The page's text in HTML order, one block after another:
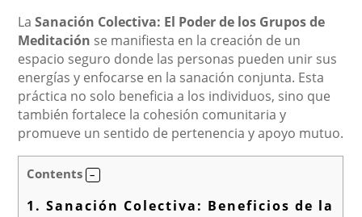
LaSanación Colectiva: El Poder de los Grupos de
Meditación se manifiesta en la creación de un
espacio seguro donde las personas pueden unir sus
energías y enfocarse en la sanación conjunta. Esta
práctica no solo beneficia a los individuos, sino que
también fortalece la cohesión comunitaria y
promueve un sentido de pertenencia y apoyo mutuo.
Contents
1. Sanación Colectiva: Beneficios de la